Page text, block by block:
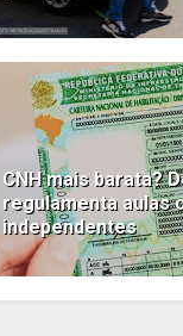
CNH mais barata?
regulamenta aulas
independentes